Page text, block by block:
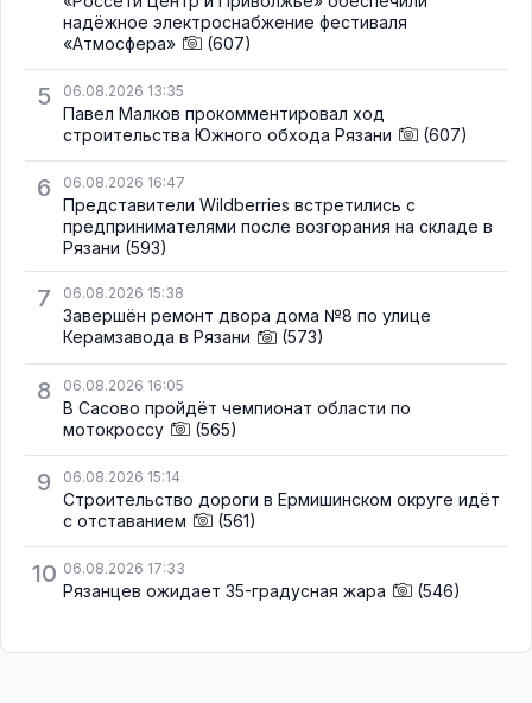
надёжное электроснабжение фестиваля
«Атмосфера»
(607)
5 06.08.2026 13:35
Павел Малков прокомментировал ход
строительства Южного обхода Рязани
(607)
6 06.08.2026 16:47
Представители Wildberries встретились с
предпринимателями после возгорания на складе в
Рязани (593)
7 06.08.2026 15:38
Завершён ремонт двора дома №8 по улице
Керамзавода в Рязани
(573)
8 06.08.2026 16:05
В Сасово пройдёт чемпионат области по
мотокроссу
(565)
9 06.08.2026 15:14
Строительство дороги в Ермишинском округе идёт
с отставанием
(561)
10 06.08.2026 17:33
Рязанцев ожидает 35-градусная жара (546)